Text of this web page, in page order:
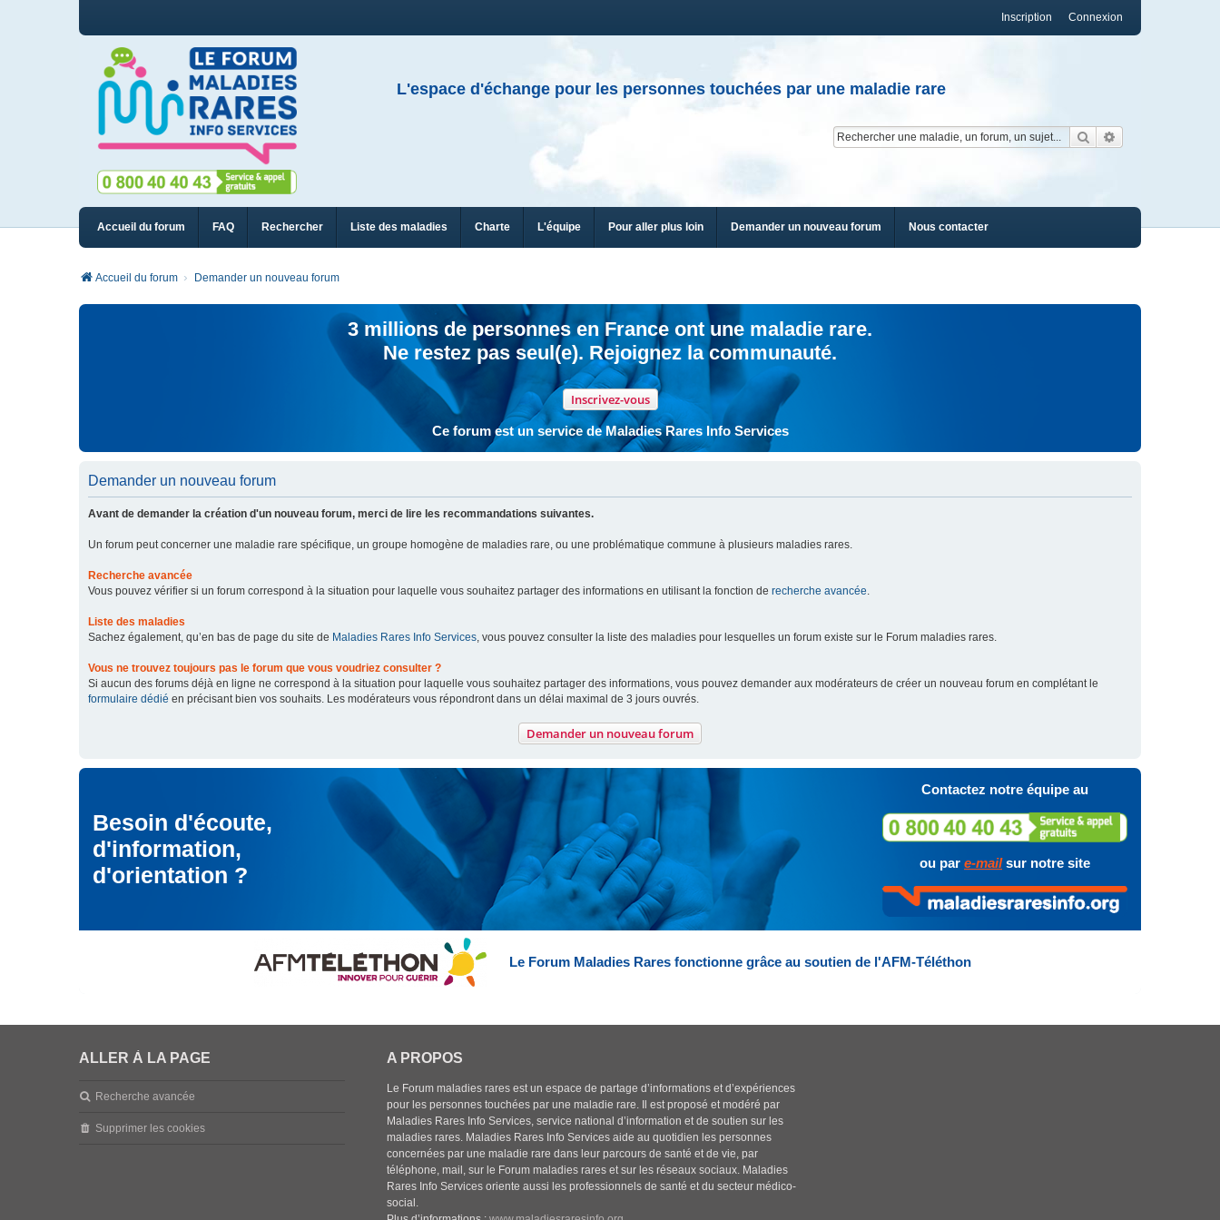
Connexion
Inscription
L'espace d'échange pour les personnes touchées par une maladie rare
Rechercher
Accueil du forum FAQ Rechercher Liste des maladies Charte L'équipe Pour aller plus loin Demander un nouveau forum Nous contacter
Accueil du forum Demander un nouveau forum
3 millions de personnes en France ont une maladie rare.
Ne restez pas seul(e). Rejoignez la communauté.
Inscrivez-vous
Ce forum est un service de Maladies Rares Info Services
Demander un nouveau forum
Avant de demander la création d'un nouveau forum, merci de lire les recommandations suivantes.
Un forum peut concerner une maladie rare spécifique, un groupe homogène de maladies rare, ou une problématique commune à plusieurs maladies rares.
Recherche avancée
Vous pouvez vérifier si un forum correspond à la situation pour laquelle vous souhaitez partager des informations en utilisant la fonction de recherche avancée.
Liste des maladies
Sachez également, qu’en bas de page du site de Maladies Rares Info Services, vous pouvez consulter la liste des maladies pour lesquelles un forum existe sur le Forum maladies rares.
Vous ne trouvez toujours pas le forum que vous voudriez consulter ?
Si aucun des forums déjà en ligne ne correspond à la situation pour laquelle vous souhaitez partager des informations, vous pouvez demander aux modérateurs de créer un nouveau forum en complétant le
formulaire dédié en précisant bien vos souhaits. Les modérateurs vous répondront dans un délai maximal de 3 jours ouvrés.
Demander un nouveau forum
Besoin d'écoute,
d'information,
d'orientation ?
Contactez notre équipe au
ou par e-mailsur notre site
Le Forum Maladies Rares fonctionne grâce au soutien de l'AFM-Téléthon
ALLER À LA PAGE
Recherche avancée
Supprimer les cookies
A PROPOS
Le Forum maladies rares est un espace de partage d’informations et d’expériences
pour les personnes touchées par une maladie rare. Il est proposé et modéré par
Maladies Rares Info Services, service national d’information et de soutien sur les
maladies rares. Maladies Rares Info Services aide au quotidien les personnes
concernées par une maladie rare dans leur parcours de santé et de vie, par
téléphone, mail, sur le Forum maladies rares et sur les réseaux sociaux. Maladies
Rares Info Services oriente aussi les professionnels de santé et du secteur médico-
social.